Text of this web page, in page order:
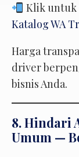
Klik untuk
Katalog WA
Harga
driver
bisnis Anda.
8. Hindari
Umum —